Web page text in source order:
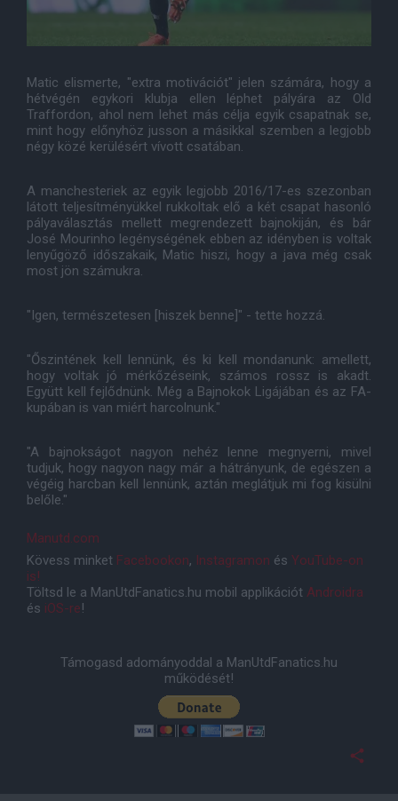
Matic elismerte, "extra motivációt" jelen számára, hogy a
hétvégén egykori klubja ellen léphet pályára az Old
Traffordon, ahol nem lehet más célja egyik csapatnak se,
mint hogy előnyhöz jusson a másikkal szemben a legjobb
négy közé kerülésért vívott csatában.
A manchesteriek az egyik legjobb 2016/17-es szezonban
látott teljesítményükkel rukkoltak elő a két csapat hasonló
pályaválasztás mellett megrendezett bajnokiján, és bár
José Mourinho legénységének ebben az idényben is voltak
lenyűgöző időszakaik, Matic hiszi, hogy a java még csak
most jön számukra.
"Igen, természetesen [hiszek benne]" - tette hozzá.
"Őszintének kell lennünk, és ki kell mondanunk: amellett,
hogy voltak jó mérkőzéseink, számos rossz is akadt.
Együtt kell fejlődnünk. Még a Bajnokok Ligájában és az FA-
kupában is van miért harcolnunk."
"A bajnokságot nagyon nehéz lenne megnyerni, mivel
tudjuk, hogy nagyon nagy már a hátrányunk, de egészen a
végéig harcban kell lennünk, aztán meglátjuk mi fog kisülni
belőle."
Manutd.com
Kövess minket Facebookon, Instagramon és YouTube-on
is!
Töltsd le a ManUtdFanatics.hu mobil applikációt Androidra
és iOS-re!
Támogasd adományoddal a ManUtdFanatics.hu
működését!